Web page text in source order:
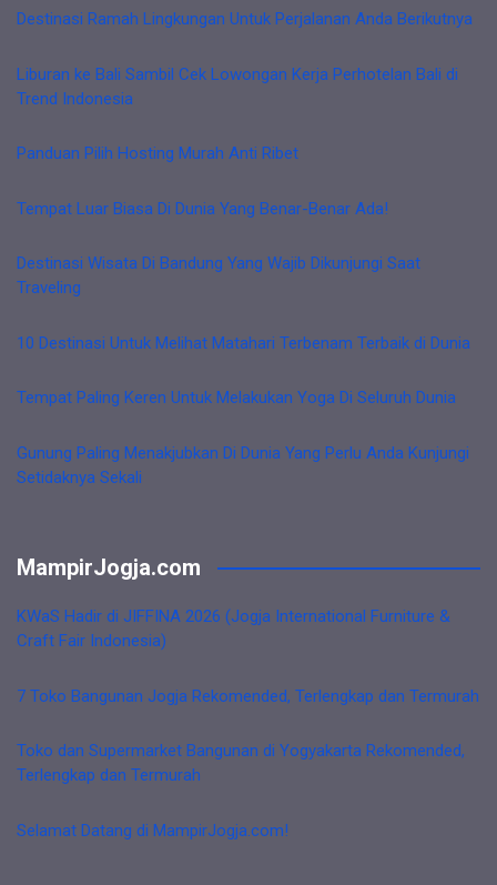
Destinasi Ramah Lingkungan Untuk Perjalanan Anda Berikutnya
Liburan ke Bali Sambil Cek Lowongan Kerja Perhotelan Bali di
Trend Indonesia
Panduan Pilih Hosting Murah Anti Ribet
Tempat Luar Biasa Di Dunia Yang Benar-Benar Ada!
Destinasi Wisata Di Bandung Yang Wajib Dikunjungi Saat
Traveling
10 Destinasi Untuk Melihat Matahari Terbenam Terbaik di Dunia
Tempat Paling Keren Untuk Melakukan Yoga Di Seluruh Dunia
Gunung Paling Menakjubkan Di Dunia Yang Perlu Anda Kunjungi
Setidaknya Sekali
MampirJogja.com
KWaS Hadir di JIFFINA 2026 (Jogja International Furniture &
Craft Fair Indonesia)
7 Toko Bangunan Jogja Rekomended, Terlengkap dan Termurah
Toko dan Supermarket Bangunan di Yogyakarta Rekomended,
Terlengkap dan Termurah
Selamat Datang di MampirJogja.com!